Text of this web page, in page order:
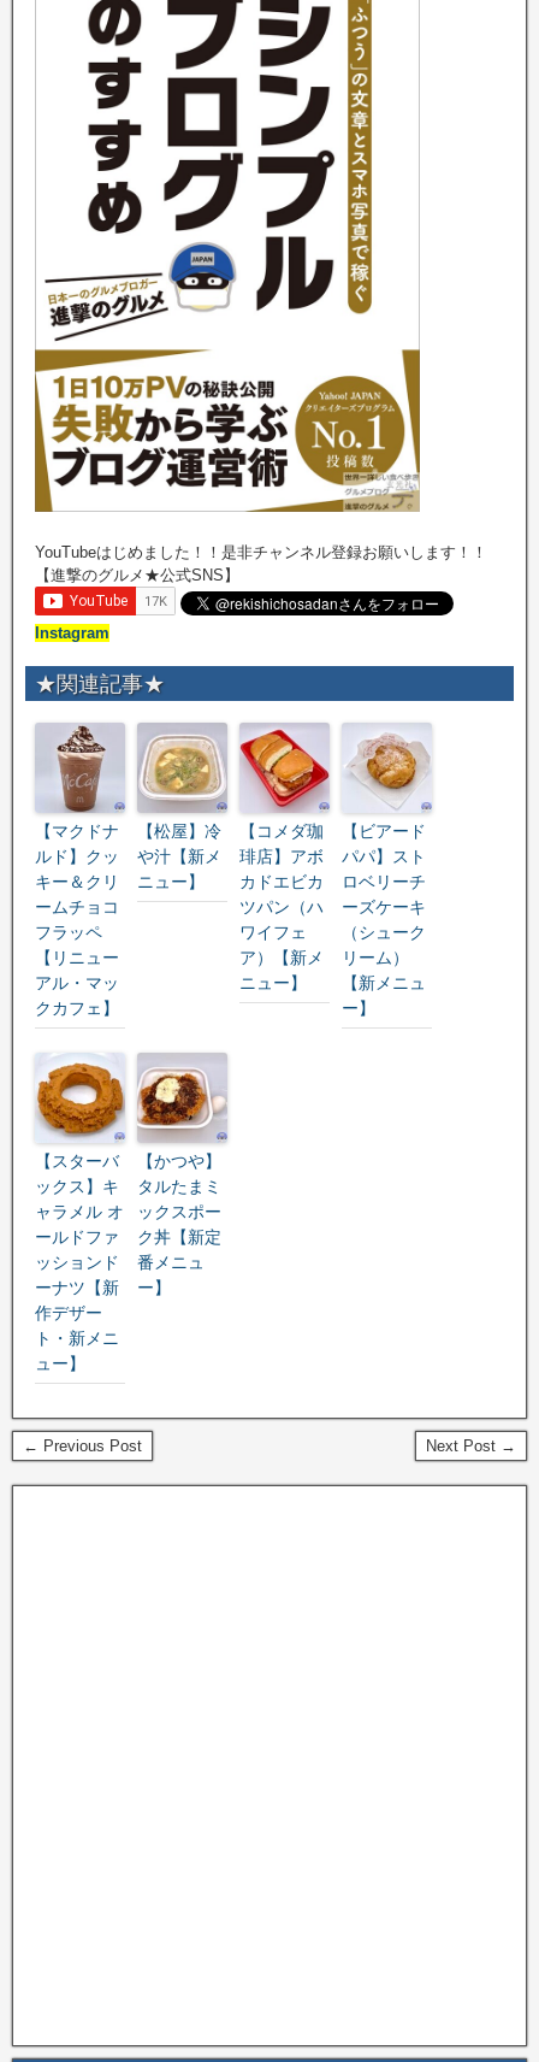
YouTubeはじめました！！是非チャンネル登録お願いします！！
【進撃のグルメ★公式SNS】
Instagram
★関連記事★
【マクドナ
ルド】クッ
キー＆クリ
ームチョコ
フラッペ
【リニュー
アル・マッ
クカフェ】
【松屋】冷
や汁【新メ
ニュー】
【コメダ珈
琲店】アボ
カドエビカ
ツパン（ハ
ワイフェ
ア）【新メ
ニュー】
【ビアード
パパ】スト
ロベリーチ
ーズケーキ
（シューク
リーム）
【新メニュ
ー】
【スターバ
ックス】キ
ャラメル オ
ールドファ
ッションド
ーナツ【新
作デザー
ト・新メニ
ュー】
【かつや】
タルたまミ
ックスポー
ク丼【新定
番メニュ
ー】
← Previous Post Next Post →